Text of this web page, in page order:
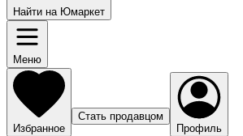
Найти на Юмаркет
Меню
Избранное
Стать продавцом
Профиль